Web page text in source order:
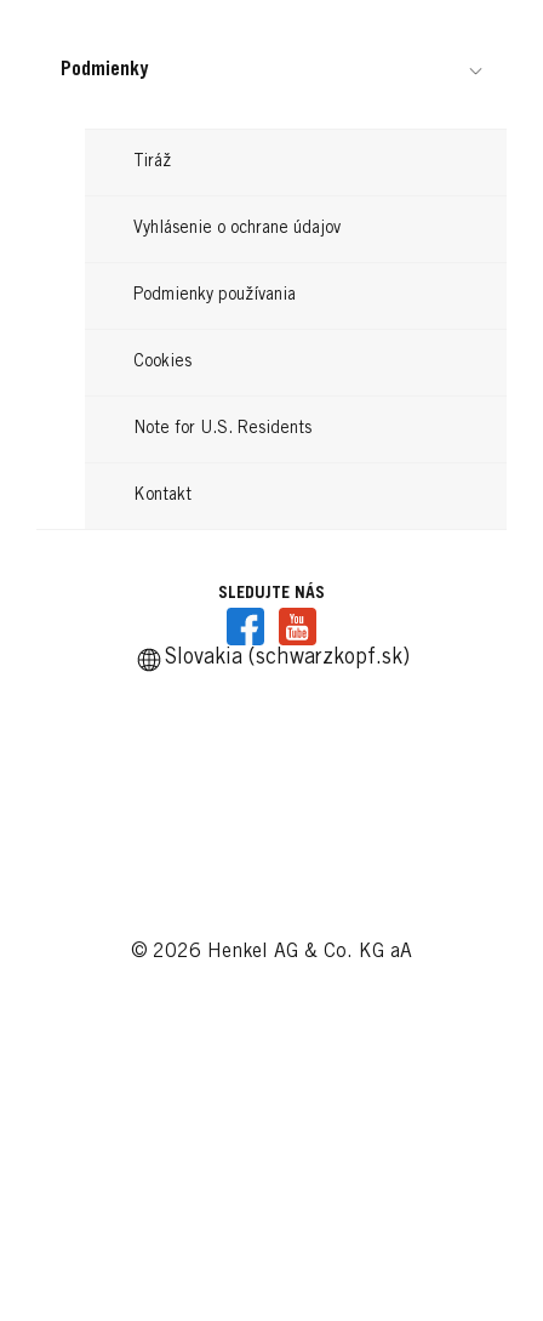
Podmienky
Tiráž
Vyhlásenie o ochrane údajov
Podmienky používania
Cookies
Note for U.S. Residents
Kontakt
SLEDUJTE NÁS
Slovakia (schwarzkopf.sk)
© 2026 Henkel AG & Co. KG aA